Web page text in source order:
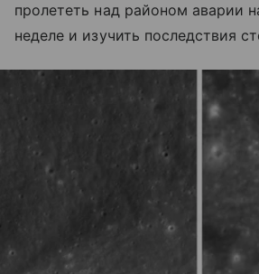
пролететь над районом аварии
неделе и изучить последствия